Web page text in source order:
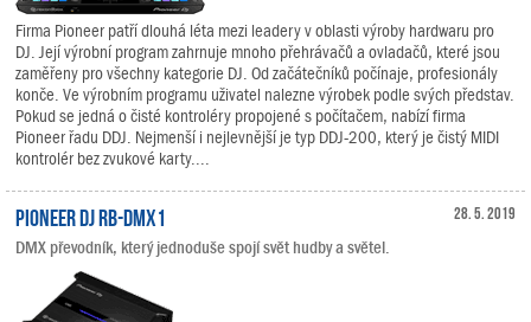
Firma Pioneer patří dlouhá léta mezi leadery v oblasti výroby hardwaru pro
DJ. Její výrobní program zahrnuje mnoho přehrávačů a ovladačů, které jsou
zaměřeny pro všechny kategorie DJ. Od začátečníků počínaje, profesionály
konče. Ve výrobním programu uživatel nalezne výrobek podle svých představ.
Pokud se jedná o čisté kontroléry propojené s počítačem, nabízí firma
Pioneer řadu DDJ. Nejmenší i nejlevnější je typ DDJ-200, který je čistý MIDI
kontrolér bez zvukové karty....
28. 5. 2019
Pioneer DJ RB-DMX1
DMX převodník, který jednoduše spojí svět hudby a světel.